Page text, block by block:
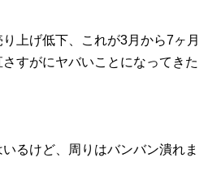
上げ低下、これが3月から7ヶ月
すがにヤバいことになってきた
るけど、周りはバンバン潰れま